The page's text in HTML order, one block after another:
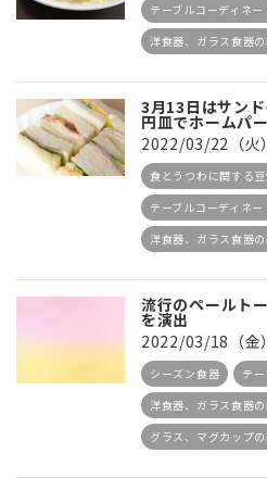
テーブルコーディネー
洋食器、ガラス食器
3月13日はサン
円皿でホームパ
2022/03/22（火）
食とうつわに関する
テーブルコーディネー
洋食器、ガラス食器
流行のペールト
を演出
2022/03/18（金）
シーズン食器
テ
洋食器、ガラス食器
グラス、マグカップ